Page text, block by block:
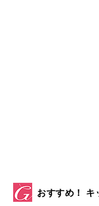
おすすめ！ キ